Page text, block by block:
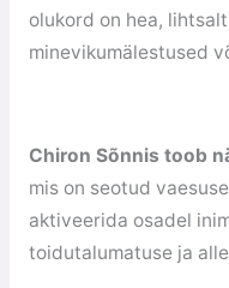
olukord on hea,
minevikumälestused
Chiron Sõnnis toob
mis on seotud
aktiveerida osadel
toidutalumatuse ja